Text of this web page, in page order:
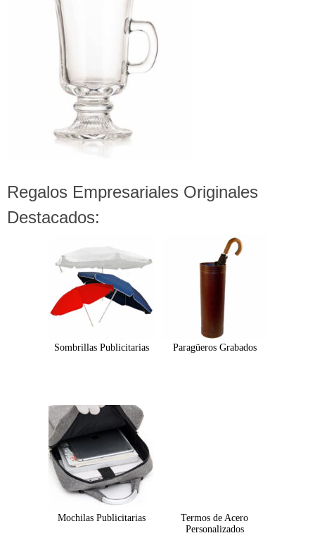
Regalos Empresariales Originales
Destacados:
Sombrillas Publicitarias Paragüeros Grabados
Mochilas Publicitarias
Termos de Acero
Personalizados